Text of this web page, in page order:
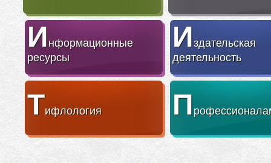
Информационные
ресурсы
Издательская
деятельность
Тифлология П